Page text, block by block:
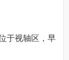
于视轴区，早